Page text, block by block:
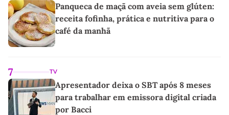
Panqueca de maçã com aveia sem glúten:
receita fofinha, prática e nutritiva para o
café da manhã
7 TV
Apresentador deixa o SBT após 8 meses
para trabalhar em emissora digital criada
por Bacci